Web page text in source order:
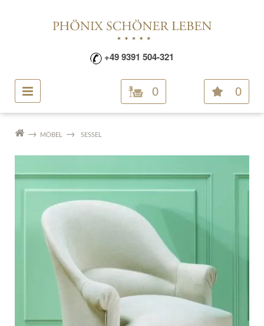
+49 9391 504-321
0 0
MÖBEL SESSEL